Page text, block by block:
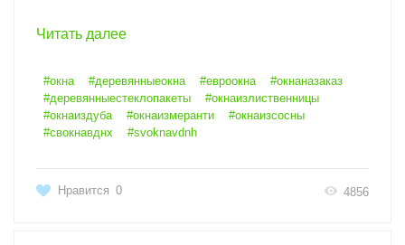
Читать далее
#окна #деревянныеокна #евроокна
#окнаназаказ
#деревянныестеклопакеты
#окнаизлиственницы
#окнаиздуба
#окнаизмеранти
#окнаизсосны
#свокнавднх
#svoknavdnh
Нравится 0 4856